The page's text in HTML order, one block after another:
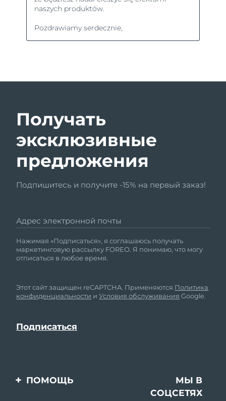
Получать
эксклюзивные
предложения
Подпишитесь и получите -15% на первый заказ!
Адрес электронной почты
Нажимая «Подписаться», я соглашаюсь получать
маркетинговую рассылку FOREO. Я понимаю, что могу
отписаться в любое время.
Этот сайт защищен reCAPTCHA. Применяются Политика
конфиденциальности иУсловия обслуживания Google.
ПОМОЩЬ
МЫ В
СОЦСЕТЯХ